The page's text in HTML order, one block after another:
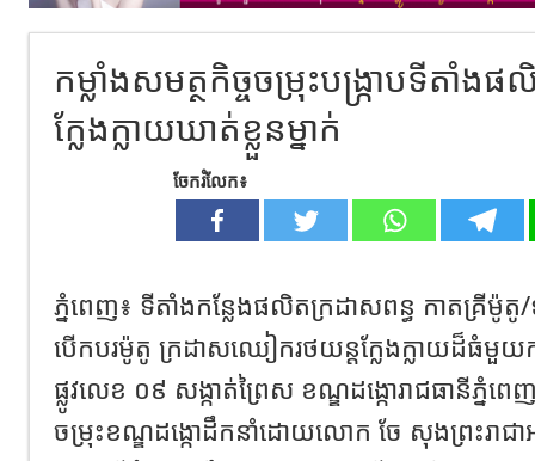
កម្លាំងសមត្ថកិច្ចចម្រុះបង្ក្រាបទីតាំង
ក្លែងក្លាយឃាត់ខ្លួនម្នាក់
ចែករំលែក៖
ភ្នំពេញ៖ ទីតាំងកន្លែងផលិតក្រដាសពន្ធ កាតគ្រីម៉ូ
បើកបរម៉ូតូ ក្រដាសឈៀករថយន្តក្លែងក្លាយដ៏ធំមួយ
ផ្លូវលេខ ០៩ សង្កាត់ព្រៃស ខណ្ឌដង្កោរាជធានីភ្នំពេ
ចម្រុះខណ្ឌដង្កោដឹកនាំដោយលោក ចែ សុងព្រះរាជា